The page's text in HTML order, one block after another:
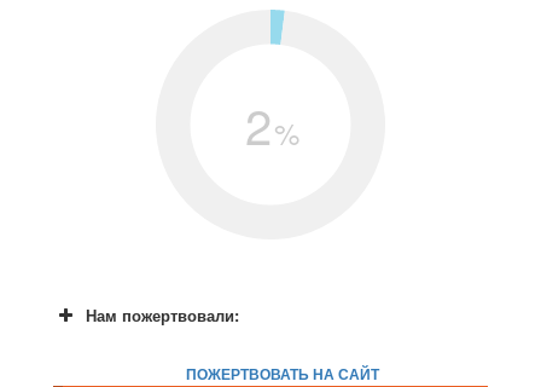
2%
Нам пожертвовали:
ПОЖЕРТВОВАТЬ НА САЙТ